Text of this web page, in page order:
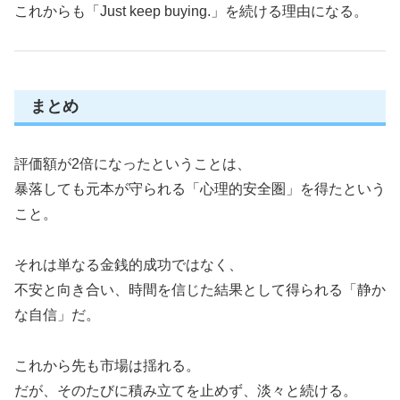
これからも「Just keep buying.」を続ける理由になる。
まとめ
評価額が2倍になったということは、
暴落しても元本が守られる「心理的安全圏」を得たという
こと。
それは単なる金銭的成功ではなく、
不安と向き合い、時間を信じた結果として得られる「静か
な自信」だ。
これから先も市場は揺れる。
だが、そのたびに積み立てを止めず、淡々と続ける。